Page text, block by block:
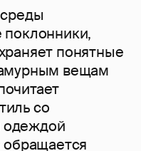
поклонники,
понятные
вещам
со
обращается